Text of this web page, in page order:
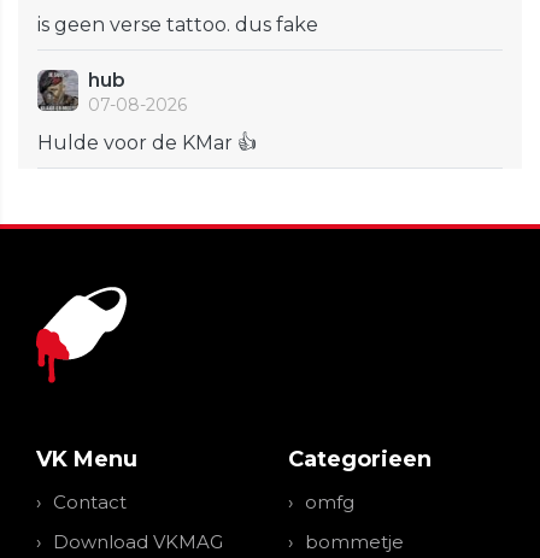
is geen verse tattoo. dus fake
hub
07-08-2026
Hulde voor de KMar 👍
VK Menu
Contact
Download VKMAG
Categorieen
omfg
bommetje